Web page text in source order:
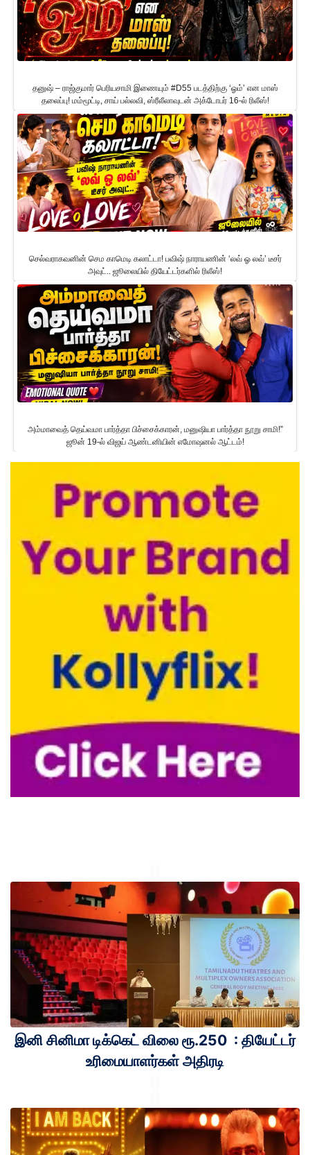
தனுஷ் – ராஜ்குமார் பெரியசாமி இணையும் #D55 படத்திற்கு ‘ஓம்’ என மாஸ்
தலைப்பு! மம்மூட்டி, சாய் பல்லவி, ஸ்ரீலீலாவுடன் அக்டோபர் 16-ல் ரிலீஸ்!
செல்வராகவனின் செம காமெடி கலாட்டா! பவிஷ் நாராயணின் ‘லவ் ஓ லவ்’ டீசர்
அவுட்.. ஜூலையில் தியேட்டர்களில் ரிலீஸ்!
அம்மாவைத் தெய்வமா பார்த்தா பிச்சைக்காரன், மனுஷியா பார்த்தா நூறு சாமி!”
ஜூன் 19-ல் விஜய் ஆண்டனியின் எமோஷனல் ஆட்டம்!
இனி சினிமா டிக்கெட் விலை ரூ.250 : தியேட்டர்
உரிமையாளர்கள் அதிரடி